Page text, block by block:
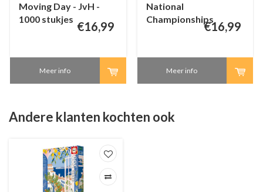
Moving Day - JvH -
1000 stukjes
€16,99
Meer info
National
Championships
Puzzling - JvH - 1000
€16,99
Meer info
Andere klanten kochten ook